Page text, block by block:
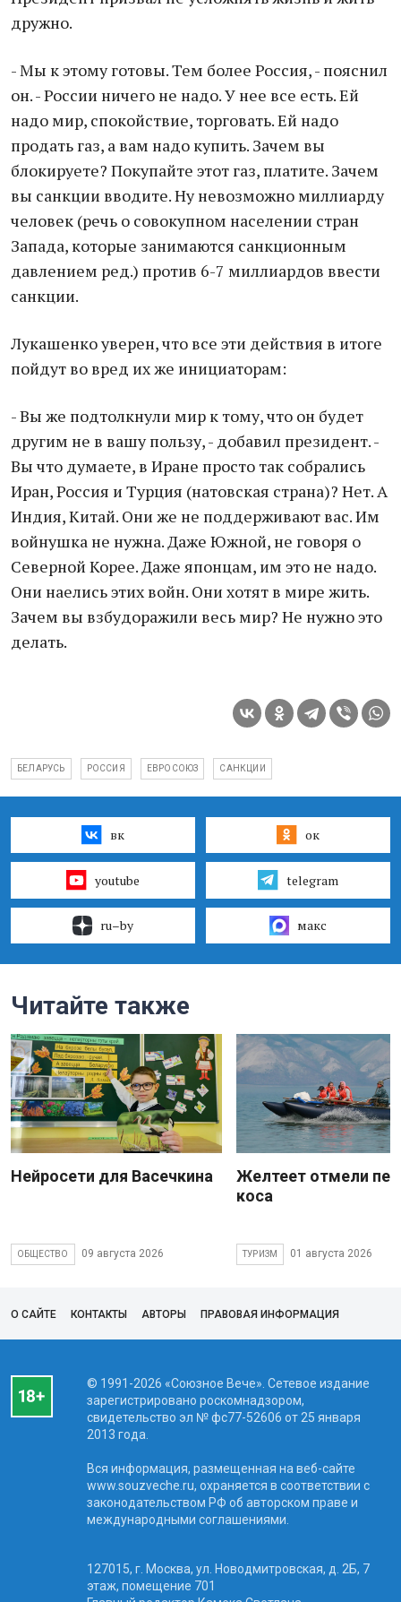
дружно.
- Мы к этому готовы. Тем более Россия, - пояснил
он. - России ничего не надо. У нее все есть. Ей
надо мир, спокойствие, торговать. Ей надо
продать газ, а вам надо купить. Зачем вы
блокируете? Покупайте этот газ, платите. Зачем
вы санкции вводите. Ну невозможно миллиарду
человек (речь о совокупном населении стран
Запада, которые занимаются санкционным
давлением ред.) против 6-7 миллиардов ввести
санкции.
Лукашенко уверен, что все эти действия в итоге
пойдут во вред их же инициаторам:
- Вы же подтолкнули мир к тому, что он будет
другим не в вашу пользу, - добавил президент. -
Вы что думаете, в Иране просто так собрались
Иран, Россия и Турция (натовская страна)? Нет. А
Индия, Китай. Они же не поддерживают вас. Им
войнушка не нужна. Даже Южной, не говоря о
Северной Корее. Даже японцам, им это не надо.
Они наелись этих войн. Они хотят в мире жить.
Зачем вы взбудоражили весь мир? Не нужно это
делать.
БЕЛАРУСЬ РОССИЯ ЕВРОСОЮЗ САНКЦИИ
вк ок
youtube telegram
ru–by макс
Читайте также
Нейросети для Васечкина
ОБЩЕСТВО 09 августа 2026
Желтеет отмели
коса
ТУРИЗМ 01 августа 2026
О САЙТЕ КОНТАКТЫ АВТОРЫ ПРАВОВАЯ ИНФОРМАЦИЯ
© 1991-2026 «Союзное Вече». Сетевое издание
зарегистрировано роскомнадзором,
свидетельство эл № фc77-52606 от 25 января
2013 года.
Вся информация, размещенная на веб-сайте
www.souzveche.ru, охраняется в соответствии с
законодательством РФ об авторском праве и
международными соглашениями.
127015, г. Москва, ул. Новодмитровская, д. 2Б, 7
этаж, помещение 701